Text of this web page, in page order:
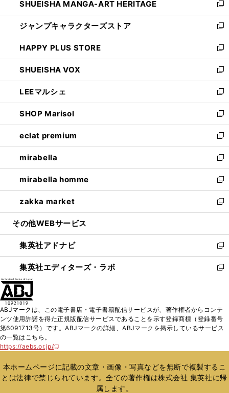
く
で
開
く
い
ウ
ィ
ン
ド
ウ
で
開
く
SHUEISHA MANGA-ART HERITAGE
新
し
い
ウ
ィ
ン
ド
ウ
で
開
く
ジャンプキャラクターズストア
新
し
い
ウ
ィ
ン
ド
ウ
で
開
く
HAPPY PLUS STORE
新
し
い
ウ
ィ
ン
ド
ウ
で
開
く
SHUEISHA VOX
新
し
い
ウ
ィ
ン
ド
ウ
で
開
く
LEEマルシェ
新
し
い
ウ
ィ
ン
ド
ウ
で
開
く
SHOP Marisol
新
し
い
ウ
ィ
ン
ド
ウ
で
開
eclat premium
新
し
い
ウ
ィ
ン
ド
ウ
開
く
mirabella
新
し
い
ウ
ィ
ン
ウ
で
開
く
mirabella homme
新
し
い
ウ
ン
ド
ウ
で
zakka market
新
し
ウ
ィ
ン
ド
く
その他WEBサービス
集英社アドナビ
新
し
い
ド
ウ
で
集英社エディターズ・ラボ
新
ィ
ン
ド
開
く
ABJマークは、この電子書店・電子書籍配信サービスが、著作権者からコンテ
ンツ使用許諾を得た正規版配信サービスであることを示す登録商標（登録番号
第6091713号）です。ABJマークの詳細、ABJマークを掲示しているサービス
の一覧はこちら。
https://aebs.or.jp/
新
い
ウ
ィ
本ホームページに記載の文章・画像・写真などを無断で複製するこ
とは法律で禁じられています。全ての著作権は株式会社 集英社に帰
属します。